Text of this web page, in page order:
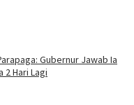
Gubernur Jawab Ia
2 Hari Lagi